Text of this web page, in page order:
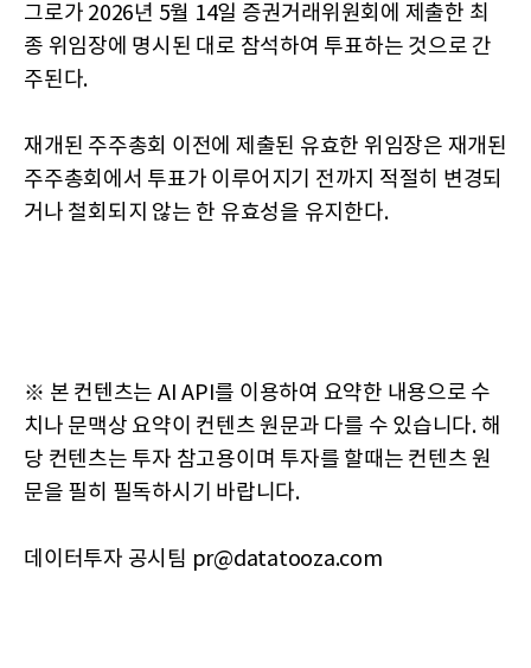
그로가 2026년 5월 14일 증권거래위원회에 제출한 최
종 위임장에 명시된 대로 참석하여 투표하는 것으로 간
주된다.
재개된 주주총회 이전에 제출된 유효한 위임장은 재개된
주주총회에서 투표가 이루어지기 전까지 적절히 변경되
거나 철회되지 않는 한 유효성을 유지한다.
※ 본 컨텐츠는 AI API를 이용하여 요약한 내용으로 수
치나 문맥상 요약이 컨텐츠 원문과 다를 수 있습니다. 해
당 컨텐츠는 투자 참고용이며 투자를 할때는 컨텐츠 원
문을 필히 필독하시기 바랍니다.
데이터투자 공시팀 pr@datatooza.com